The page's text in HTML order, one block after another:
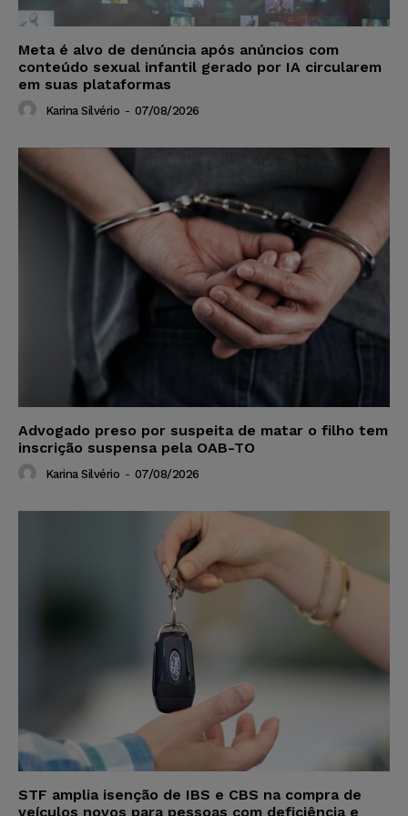
Meta é alvo de denúncia após anúncios com
conteúdo sexual infantil gerado por IA circularem
em suas plataformas
Karina Silvério - 07/08/2026
Advogado preso por suspeita de matar o filho tem
inscrição suspensa pela OAB-TO
Karina Silvério - 07/08/2026
STF amplia isenção de IBS e CBS na compra de
veículos novos para pessoas com deficiência e